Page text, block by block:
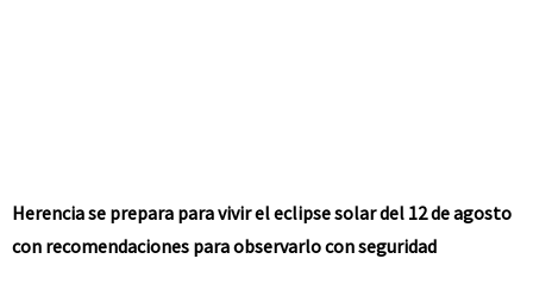
Herencia se prepara para vivir el eclipse solar del 12 de agosto
con recomendaciones para observarlo con seguridad